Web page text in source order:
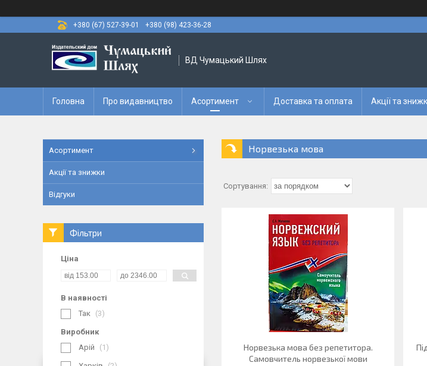
+380 (67) 527-39-01
+380 (98) 423-36-28
ВД Чумацький Шлях
Головна Про видавництво Асортимент Доставка та оплата Акції та
Норвезька мова
Норвезька мова без репетитора.
Самовчитель норвезької мови
Асортимент
Акції та знижки
Відгуки
Фільтри
Ціна
В наявності
Так
3
Виробник
Арій
1